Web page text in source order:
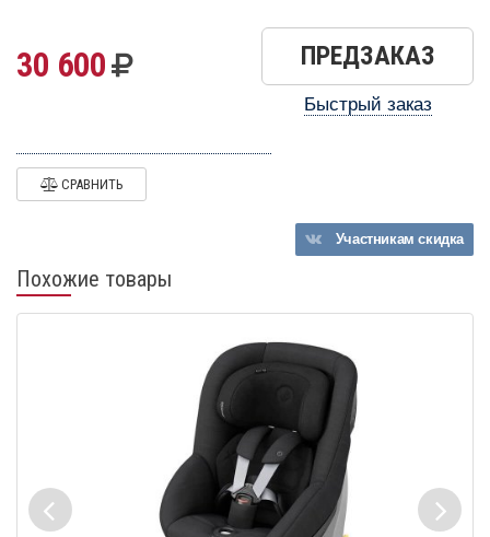
30 600 ПРЕДЗАКАЗ
Быстрый заказ
СРАВНИТЬ
Участникамскидка
Похожие товары